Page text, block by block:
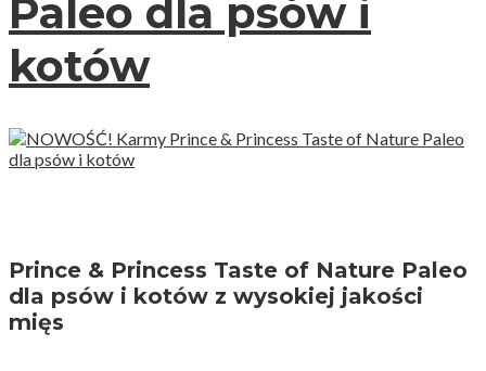
Paleo dla psów i
kotów
Prince & Princess Taste of Nature Paleo
dla psów i kotów z wysokiej jakości
mięs